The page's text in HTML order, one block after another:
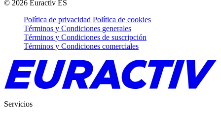
© 2026 Euractiv ES
Política de privacidad Política de cookies
Términos y Condiciones generales
Términos y Condiciones de suscripción
Términos y Condiciones comerciales
Servicios